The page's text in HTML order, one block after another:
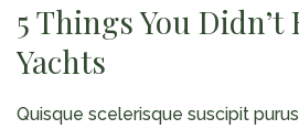
5 Things You
Yachts
Quisque scelerisque suscipit